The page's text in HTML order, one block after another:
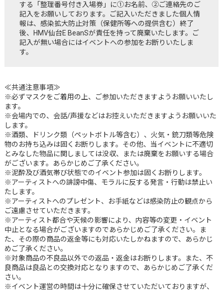
する「整理番号付き入場券」に①お名前、②ご連絡先のご
記入をお願いしております。ご記入いただきました個人情
報は、感染拡大防止対策（保健所等への提供含む）終了
後、HMV仙台E BeanSが責任を持って廃棄いたします。ご
記入が無い場合にはイベントへの参加をお断りいたしま
す。
≪共通注意事項≫
※必ずマスクをご着用の上、ご参加いただきますようお願いいたし
ます。
※会場内での、会話/声援などはお控えいただきますようお願いいた
します。
※酒類、ドリンク類（ペットボトル等含む）、火気・銃刀類等危険
物のお持ち込みは固くお断りします。その他、当イベントに不適切
とみなした物品に関しましては没収、または廃棄をお願いする場合
がございます。あらかじめご了承ください。
※泥酔及び酒気帯び状態でのイベント参加は固くお断りします。
※アーティストへの誹謗中傷、モラルに反する発言・行動は禁止い
たします。
※アーティストへのプレゼント、お手紙などは感染防止の観点から
ご遠慮させていただきます。
※アーティスト都合や天候の影響により、内容等の変更・イベント
中止となる場合がございますのであらかじめご了承ください。ま
た、その際の商品の返金等にも対応いたしかねますので、あらかじ
めご了承ください。
※対象商品の不良品以外での返品・返金はお断りします。また、不
良商品は良品との交換対応となりますので、あらかじめご了承くだ
さい。
※イベント運営の時間は十分に確保させていただいておりますが、